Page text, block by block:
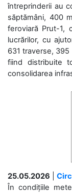
întreprinderii au
săptămâni, 400
feroviară Prut-1,
lucrărilor, cu
631 traverse,
fiind distribuite
consolidarea
25.05.2026
În condițiile